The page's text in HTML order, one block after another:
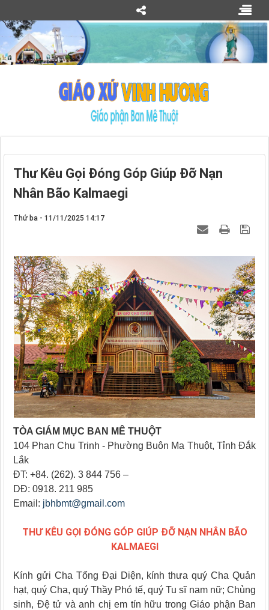
Thư Kêu Gọi Đóng Góp Giúp Đỡ Nạn
Nhân Bão Kalmaegi
Thứ ba - 11/11/2025 14:17
TÒA GIÁM MỤC BAN MÊ THUỘT
104 Phan Chu Trinh - Phường Buôn Ma Thuột, Tỉnh Đắk
Lắk
ĐT: +84. (262). 3 844 756 –
DĐ: 0918. 211 985
Email: jbhbmt@gmail.com
THƯ KÊU GỌI ĐÓNG GÓP GIÚP ĐỠ NẠN NHÂN BÃO
KALMAEGI
Kính gửi Cha Tổng Đại Diện, kính thưa quý Cha Quản
hạt, quý Cha, quý Thầy Phó tế, quý Tu sĩ nam nữ; Chủng
sinh, Đệ tử và anh chị em tín hữu trong Giáo phận Ban